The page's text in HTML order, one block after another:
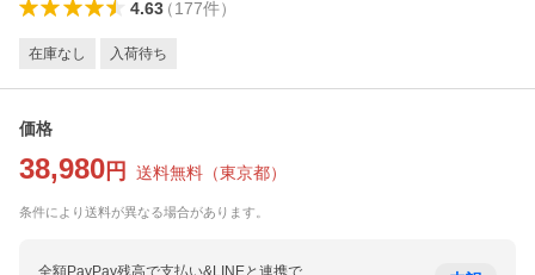
4.63（177件）
在庫なし 入荷待ち
価格
38,980 円 送料無料 （東京都）
条件により送料が異なる場合があります。
全額PayPay残高で支払い&LINEと連携で